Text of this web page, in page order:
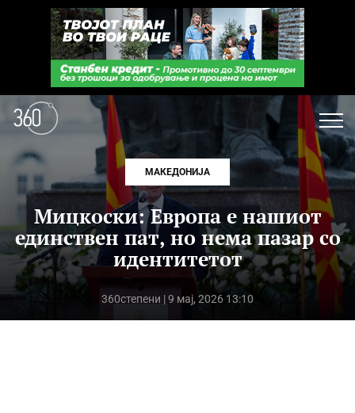
МАКЕДОНИЈА
Мицкоски: Eвропа е нашиот
единствен пат, но нема пазар со
идентитетот
360степени | 9 мај, 2026 13:10